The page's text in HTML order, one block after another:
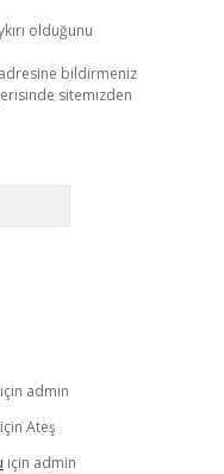
olduğunu
adresine bildirmeniz
sitemizden
admin
Ateş
için admin